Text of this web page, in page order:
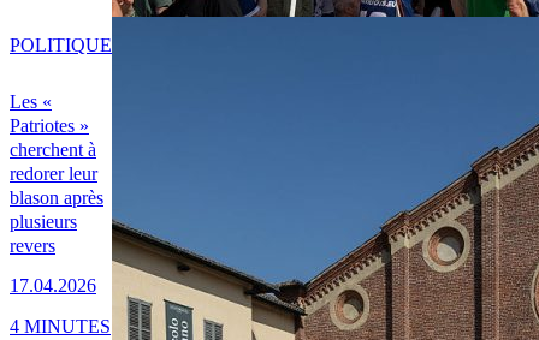
Les «
Patriotes »
cherchent à
redorer leur
blason après
plusieurs
revers
17.04.2026
POLITIQUE
4 MINUTES